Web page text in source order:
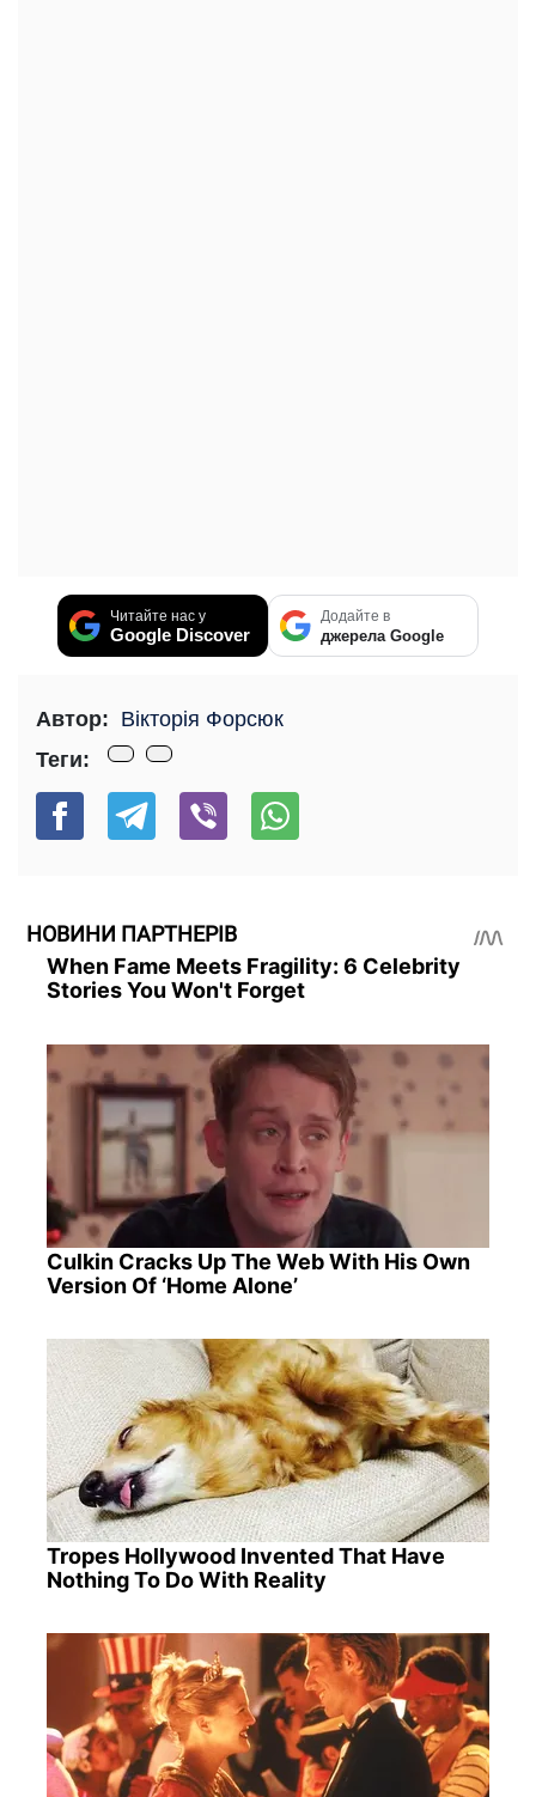
Читайте нас у
Google Discover
Додайте в
джерела Google
Автор: Вікторія Форсюк
Теги:
НОВИНИ ПАРТНЕРІВ
When Fame Meets Fragility: 6 Celebrity
Stories You Won't Forget
Culkin Cracks Up The Web With His Own
Version Of ‘Home Alone’
Tropes Hollywood Invented That Have
Nothing To Do With Reality